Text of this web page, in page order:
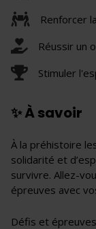
Renforcer
Réussir un
Stimuler
✨ À savoir
À la préhistoire
solidarité et
survivre. Allez-
épreuves avec
Défis et